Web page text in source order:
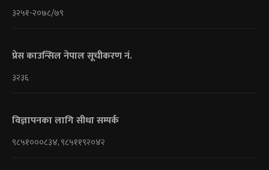
३२५१-२०७८/७९
प्रेस काउन्सिल नेपाल सूचीकरण नं.
३२३६
विज्ञापनका लागि सीधा सम्पर्क
९८५१०००८३४, ९८५११९२०४२